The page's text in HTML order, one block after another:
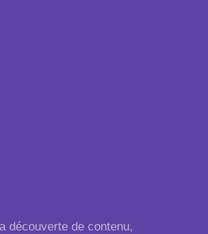
découverte de contenu,